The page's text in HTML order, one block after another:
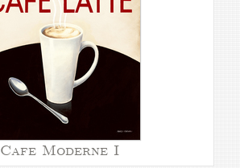
Cafe Moderne I